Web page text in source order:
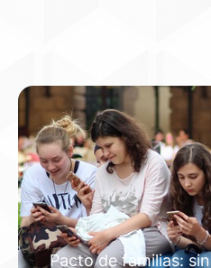
Pacto de familias: sin